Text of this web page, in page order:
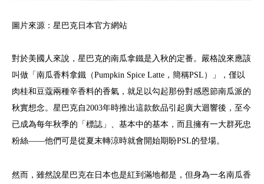
圖片來源：星巴克日本官方網站
對於美國人來說，星巴克的南瓜拿鐵是入秋的定番。嚴格說來應該
叫做「南瓜香料拿鐵（Pumpkin Spice Latte，簡稱PSL）」，僅以
肉桂和豆蔻兩種辛香料的香氣，就足以勾起那份對感恩節南瓜派的
秋實想念。星巴克自2003年時推出這款飲品引起廣大迴響後，至今
已成為每年秋季的「標誌」、基本中的基本，而且擁有一大群死忠
粉絲——他們可是從夏末轉涼時就會開始期盼PSL的登場。
然而，雖然說星巴克在日本也是紅到滿地都是，但身為一名南瓜香